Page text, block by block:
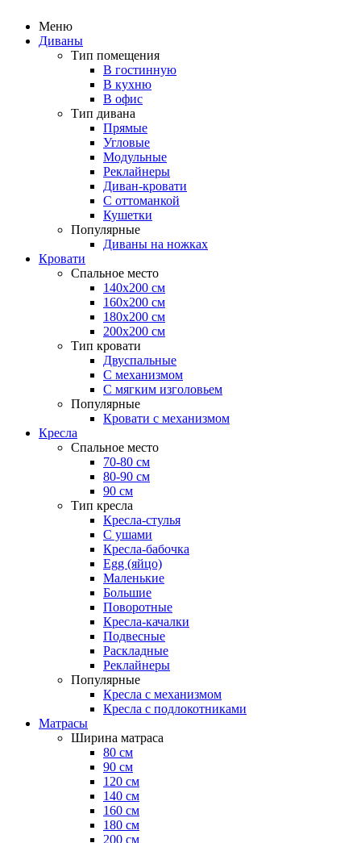
Меню
Диваны
Тип помещения
В гостинную
В кухню
В офис
Тип дивана
Прямые
Угловые
Модульные
Реклайнеры
Диван-кровати
С оттоманкой
Кушетки
Популярные
Диваны на ножках
Кровати
Спальное место
140х200 см
160х200 см
180х200 см
200х200 см
Тип кровати
Двуспальные
С механизмом
С мягким изголовьем
Популярные
Кровати с механизмом
Кресла
Спальное место
70-80 см
80-90 см
90 см
Тип кресла
Кресла-стулья
С ушами
Кресла-бабочка
Egg (яйцо)
Маленькие
Большие
Поворотные
Кресла-качалки
Подвесные
Раскладные
Реклайнеры
Популярные
Кресла с механизмом
Кресла с подлокотниками
Матрасы
Ширина матраса
80 см
90 см
120 см
140 см
160 см
180 см
200 см